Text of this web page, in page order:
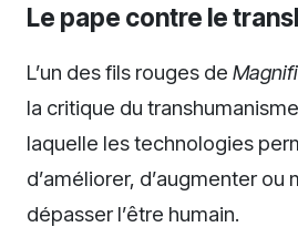
Le pape contre le
L’un des fils rouges de
la critique du
laquelle les technologies
d’améliorer, d’augmenter ou
dépasser l’être humain.